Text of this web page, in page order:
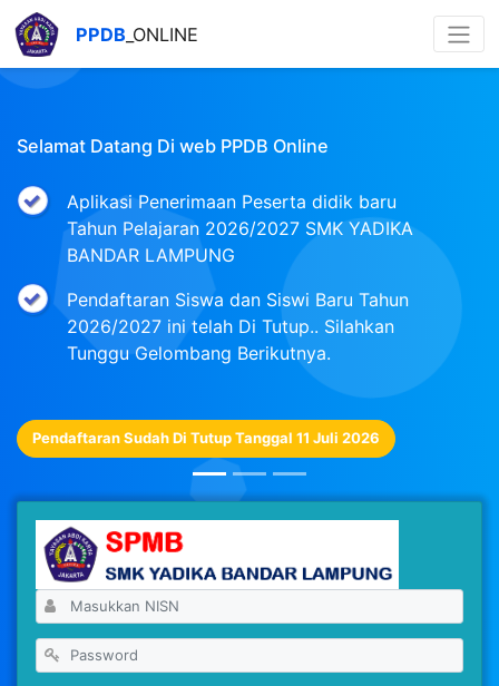
PPDB _ONLINE
Selamat Datang Di web PPDB Online
Aplikasi Penerimaan Peserta didik baru
Tahun Pelajaran 2026/2027 SMK YADIKA
BANDAR LAMPUNG
Pendaftaran Siswa dan Siswi Baru Tahun
2026/2027 ini telah Di Tutup.. Silahkan
Tunggu Gelombang Berikutnya.
Pendaftaran Sudah Di Tutup Tanggal 11 Juli 2026